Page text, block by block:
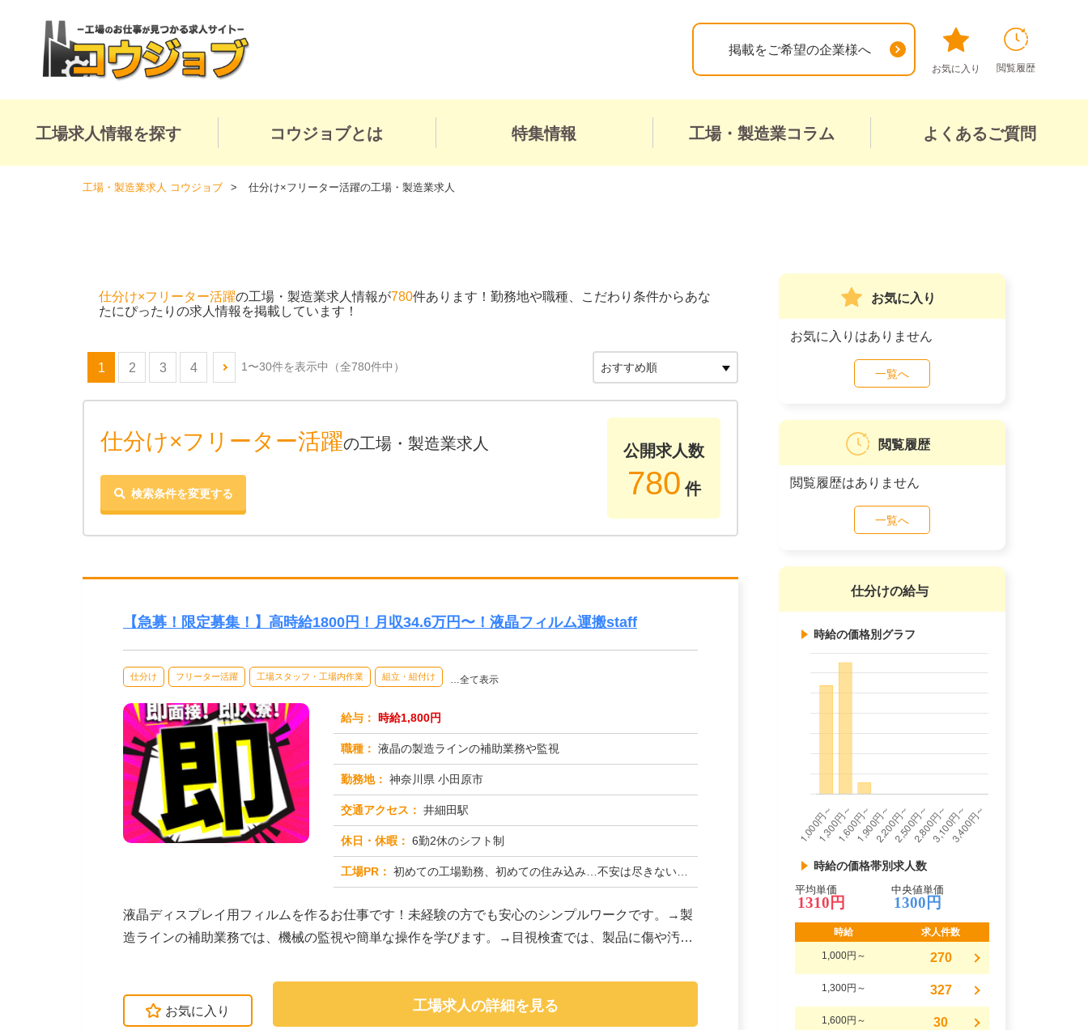
掲載をご希望の企業様へ
お気に入り 閲覧履歴
工場求人情報を探す コウジョブとは 特集情報 工場・製造業コラム よくあるご質問
工場・製造業求人 コウジョブ 仕分け×フリーター活躍の工場・製造業求人
仕分け×フリーター活躍の工場・製造業求人情報が780件あります！勤務地や職種、こだわり条件からあな
たにぴったりの求人情報を掲載しています！
1 2 3 4 1〜30件を表示中 （全780件中）
仕分け×フリーター活躍の工場・製造業求人
検索条件を変更する
公開求人数
780 件
【急募！限定募集！】高時給1800円！月収34.6万円〜！液晶フィルム運搬staff
仕分け フリーター活躍 工場スタッフ・工場内作業 組立・組付け …全て表示
給与： 時給1,800円
職種： 液晶の製造ラインの補助業務や監視
勤務地： 神奈川県 小田原市
交通アクセス： 井細田駅
休日・休暇： 6勤2休のシフト制
工場PR： 初めての工場勤務、初めての住み込み…不安は尽きないですよね。でも大丈夫！株式会社京栄センターなら、あなたをしっかり...
液晶ディスプレイ用フィルムを作るお仕事です！未経験の方でも安心のシンプルワークです。→製
造ラインの補助業務では、機械の監視や簡単な操作を学びます。→目視検査では、製品に傷や汚れ
お気に入り 工場求人の詳細を見る
お気に入り
お気に入りはありません
一覧へ
閲覧履歴
閲覧履歴はありません
一覧へ
仕分けの給与
時給の価格別グラフ
時給の価格帯別求人数
平均単価
1310円
中央値単価
1300円
時給 求人件数
1,000円～ 270
1,300円～ 327
1,600円～ 30